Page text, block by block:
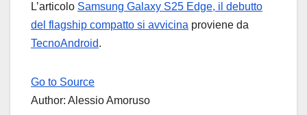
L’articolo Samsung Galaxy S25 Edge, il debutto
del flagship compatto si avvicina proviene da
TecnoAndroid.
Go to Source
Author: Alessio Amoruso